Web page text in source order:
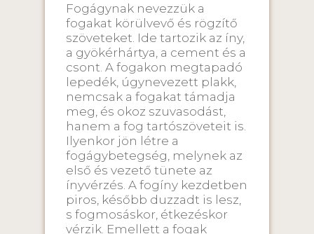
Fogágynak nevezzük a
fogakat körülvevő és rögzítő
szöveteket. Ide tartozik az íny,
a gyökérhártya, a cement és a
csont. A fogakon megtapadó
lepedék, úgynevezett plakk,
nemcsak a fogakat támadja
meg, és okoz szuvasodást,
hanem a fog tartószöveteit is.
Ilyenkor jön létre a
fogágybetegség, melynek az
első és vezető tünete az
ínyvérzés. A fogíny kezdetben
piros, később duzzadt is lesz,
s fogmosáskor, étkezéskor
vérzik. Emellett a fogak